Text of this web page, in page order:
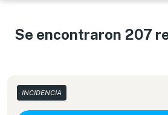
Se encontraron 207
INCIDENCIA